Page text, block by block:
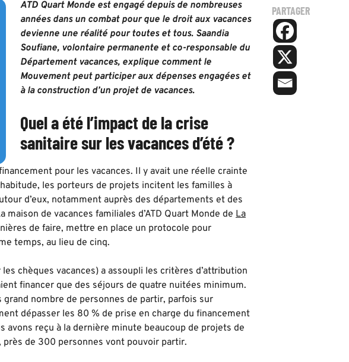
ATD Quart Monde est engagé depuis de nombreuses
années dans un combat pour que le droit aux vacances
devienne une réalité pour toutes et tous. Saandia
Soufiane, volontaire permanente et co-responsable du
Département vacances, explique comment le
Mouvement peut participer aux dépenses engagées et
à la construction d’un projet de vacances.
Quel a été l’impact de la crise
sanitaire sur les vacances d’été ?
pour les vacances. Il y avait une réelle crainte
les porteurs de projets incitent les familles à
d’eux, notamment auprès des départements et des
de vacances familiales d’ATD Quart Monde de La
de faire, mettre en place un protocole pour
temps, au lieu de cinq.
chèques vacances) a assoupli les critères d’attribution
financer que des séjours de quatre nuitées minimum.
nombre de personnes de partir, parfois sur
dépasser les 80 % de prise en charge du financement
avons reçu à la dernière minute beaucoup de projets de
de 300 personnes vont pouvoir partir.
PARTAGER